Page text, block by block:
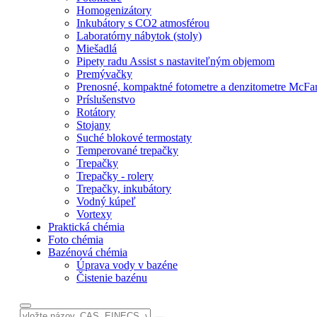
Homogenizátory
Inkubátory s CO2 atmosférou
Laboratórny nábytok (stoly)
Miešadlá
Pipety radu Assist s nastaviteľným objemom
Premývačky
Prenosné, kompaktné fotometre a denzitometre
Príslušenstvo
Rotátory
Stojany
Suché blokové termostaty
Temperované trepačky
Trepačky
Trepačky - rolery
Trepačky, inkubátory
Vodný kúpeľ
Vortexy
Praktická chémia
Foto chémia
Bazénová chémia
Úprava vody v bazéne
Čistenie bazénu